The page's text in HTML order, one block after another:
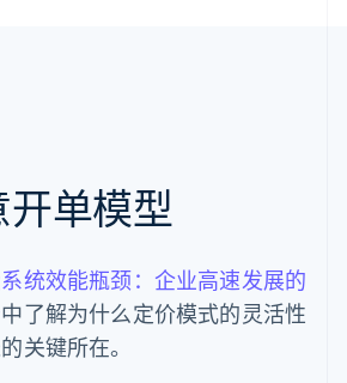
单模型
系统效能瓶颈：企业高速发展的
中了解为什么定价模式的灵活性
关键所在。